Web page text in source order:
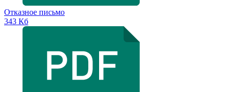
Отказное письмо
343 Кб